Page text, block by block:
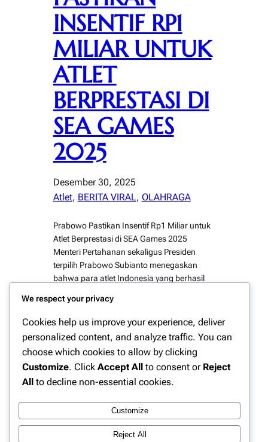
INSENTIF RP1
MILIAR UNTUK
ATLET
BERPRESTASI DI
SEA GAMES
2025
Desember 30, 2025
Atlet, BERITA VIRAL, OLAHRAGA
Prabowo Pastikan Insentif Rp1 Miliar untuk
Atlet Berprestasi di SEA Games 2025
Menteri Pertahanan sekaligus Presiden
terpilih Prabowo Subianto menegaskan
bahwa para atlet Indonesia yang berhasil
Thailand akan menerima insentif hingga
Rp1 miliar. Pernyataan ini di sampaikan
saat kunjungan ke markas olahraga
nasional dan mendapat sambutan hangat
dari…
Instagram
Facebook
X
We respect your privacy
Cookies help us improve your experience, deliver
personalized content, and analyze traffic. You can
choose which cookies to allow by clicking
Customize. Click Accept All to consent or Reject
All to decline non-essential cookies.
Customize
Reject All